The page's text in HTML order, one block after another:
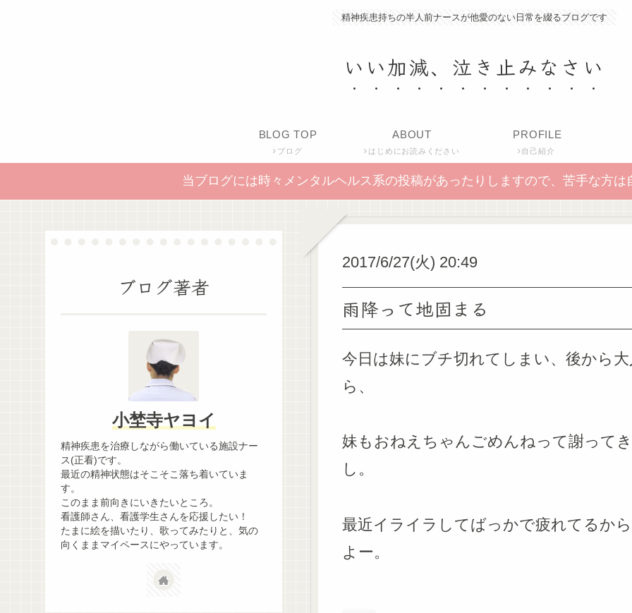
精神疾患持ちの半人前ナースが他愛のない日常を綴るブログです
いい加減、泣き止みなさい
BLOG TOP
ブログ
ABOUT
はじめにお読みください
PROFILE
自己紹介
当ブログには時々メンタルヘルス系の投稿があったりしますので、苦手な方
2017/6/27(火) 20:49
雨降って地固まる
今日は妹にブチ切れてしまい、後から
ら、
妹もおねえちゃんごめんねって謝って
し。
最近イライラしてばっかで疲れてるか
よー。
ブログ著者
小埜寺ヤヨイ
精神疾患を治療しながら働いている施設ナー
ス(正看)です。
最近の精神状態はそこそこ落ち着いていま
す。
このまま前向きにいきたいところ。
看護師さん、看護学生さんを応援したい！
たまに絵を描いたり、歌ってみたりと、気の
向くままマイペースにやっています。